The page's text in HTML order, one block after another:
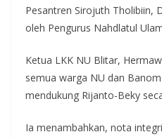
Pesantren Sirojuth Tholibiin,
oleh Pengurus Nahdlatul
Ketua LKK NU Blitar,
semua warga NU dan
mendukung Rijanto-Beky
Ia menambahkan, nota